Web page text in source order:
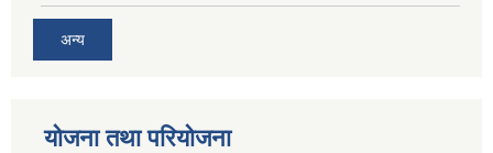
अन्य
योजना तथा परियोजना